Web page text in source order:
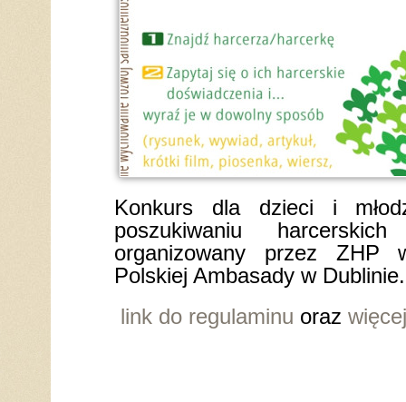
Konkurs dla dzieci i
poszukiwaniu
organizowany przez ZHP
Polskiej Ambasady w Dublinie.
link do regulaminu oraz